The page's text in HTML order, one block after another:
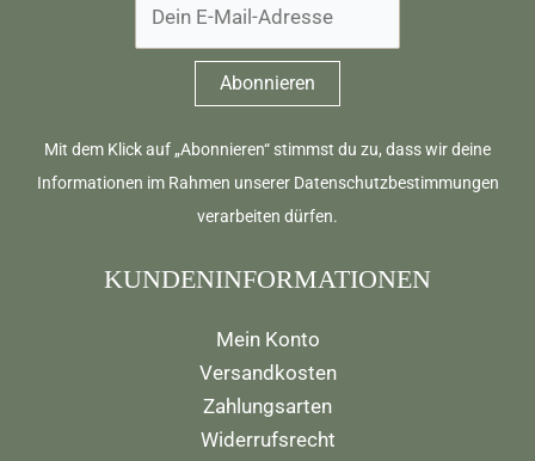
Mit dem Klick auf „Abonnieren“ stimmst du zu, dass wir deine
Informationen im Rahmen unserer Datenschutzbestimmungen
verarbeiten dürfen.
KUNDENINFORMATIONEN
Mein Konto
Versandkosten
Zahlungsarten
Widerrufsrecht